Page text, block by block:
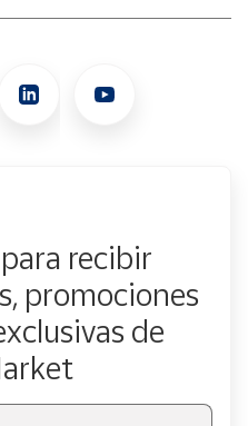
recibir
promociones
de